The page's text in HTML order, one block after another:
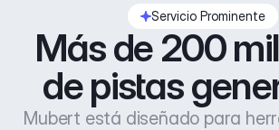
Servicio Prominente
Más de 200
de pistas
Mubert está diseñado para